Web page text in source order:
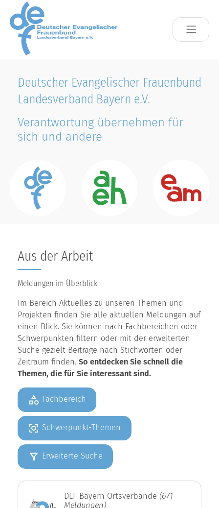
Skip to main content
Deutscher Evangelischer Frauenbund
Landesverband Bayern e.V.
Verantwortung übernehmen für
sich und andere
Aus der Arbeit
Meldungen im Überblick
Im Bereich Aktuelles zu unseren Themen und
Projekten finden Sie alle aktuellen Meldungen auf
einen Blick. Sie können nach Fachbereichen oder
Schwerpunkten filtern oder mit der erweiterten
Suche gezielt Beiträge nach Stichworten oder
Zeitraum finden. So entdecken Sie schnell die
Themen, die für Sie interessant sind.
Fachbereich
Schwerpunkt-Themen
Erweiterte Suche
DEF Bayern Ortsverbände (671
Meldungen)